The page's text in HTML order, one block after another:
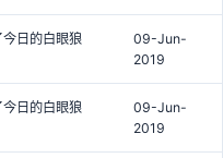
日的白眼狼
09-Jun-
2019
日的白眼狼
09-Jun-
2019